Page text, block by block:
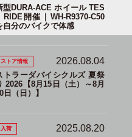
型DURA-ACE ホイール TES
RIDE開催｜WH-R9370-C50
自分のバイクで体感
ストア情報 2026.08.04
トラーダバイシクルズ 夏祭
2026【8月15日（土）～8月
日（日）】
入荷 2025.08.20